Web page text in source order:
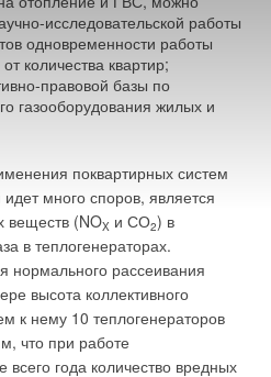
исследовательской работы
одновременности работы
количества квартир;
правовой базы по
газооборудования жилых и
поквартирных систем
много споров, является
веществ (NOX и СО2) в
в теплогенераторах.
нормального рассеивания
высота коллективного
к нему 10 теплогенераторов
что при работе
всего года количество вредных
и реальных условий
современного газового
вида достаточно широко
рынке котельного
водонагреватели Royal
три серии
отходов
вентиляционных
регулирования